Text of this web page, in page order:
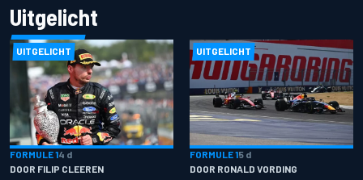
Uitgelicht
UITGELICHT
FORMULE 14 d
DOOR FILIP CLEEREN
UITGELICHT
FORMULE 15 d
DOOR RONALD VORDING